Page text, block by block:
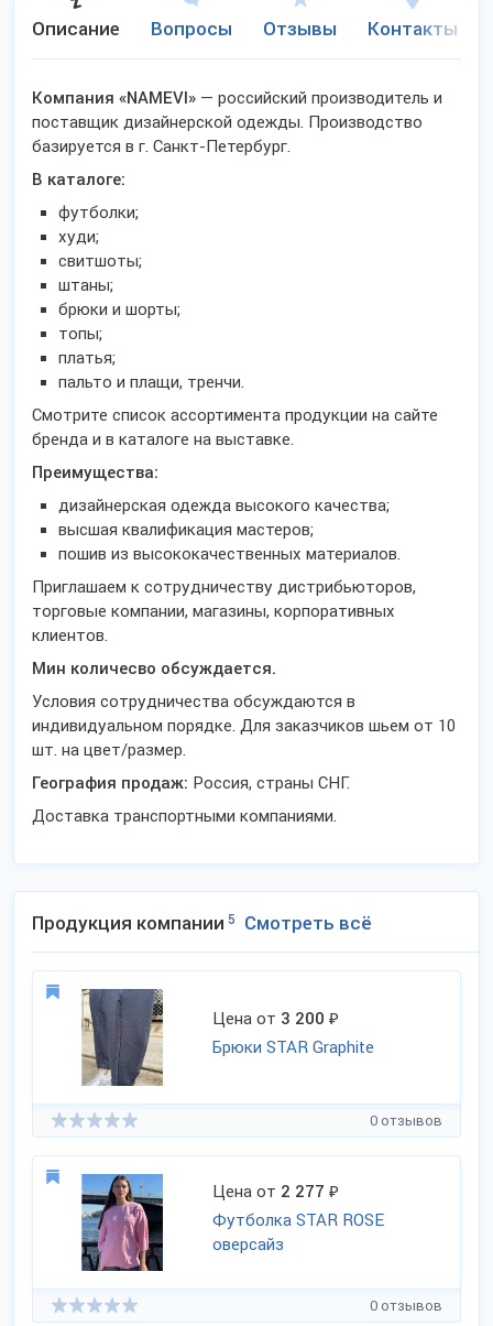
Описание Вопросы Отзывы Контакты
Компания «NAMEVI» — российский производитель и
поставщик дизайнерской одежды. Производство
базируется в г. Санкт-Петербург.
В каталоге:
футболки;
худи;
свитшоты;
штаны;
брюки и шорты;
топы;
платья;
пальто и плащи, тренчи.
Смотрите список ассортимента продукции на сайте
бренда и в каталоге на выставке.
Преимущества:
дизайнерская одежда высокого качества;
высшая квалификация мастеров;
пошив из высококачественных материалов.
Приглашаем к сотрудничеству дистрибьюторов,
торговые компании, магазины, корпоративных
клиентов.
Мин количесво обсуждается.
Условия сотрудничества обсуждаются в
индивидуальном порядке. Для заказчиков шьем от 10
шт. на цвет/размер.
География продаж: Россия, страны СНГ.
Доставка транспортными компаниями.
Продукция компании 5 Смотреть всё
Цена от 3 200 ₽
Брюки STAR Graphite
0 отзывов
Цена от 2 277 ₽
Футболка STAR ROSE
оверсайз
0 отзывов